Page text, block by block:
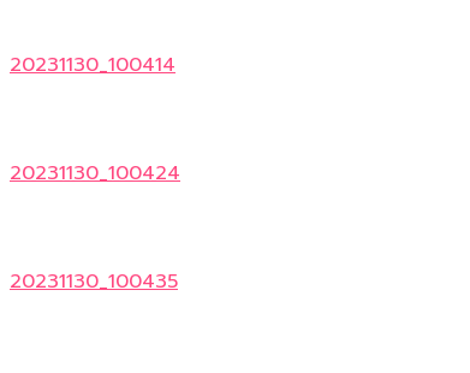
20231130_100414
20231130_100424
20231130_100435